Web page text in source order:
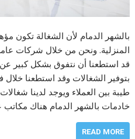
بالشهر الدمام لأن الشغالة تكون
المنزلية. ونحن من خلال شركات
قد استطعنا أن نتفوق بشكل كبير
بتوفير الشغالات وقد استطعنا
طيبة بين العملاء ويوجد لدينا
خادمات بالشهر الدمام هناك
READ MORE